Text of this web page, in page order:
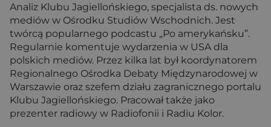
Analiz Klubu Jagiellońskiego, specjalista ds. nowych
mediów w Ośrodku Studiów Wschodnich. Jest
twórcą popularnego podcastu „Po amerykańsku”.
Regularnie komentuje wydarzenia w USA dla
polskich mediów. Przez kilka lat był koordynatorem
Regionalnego Ośrodka Debaty Międzynarodowej w
Warszawie oraz szefem działu zagranicznego portalu
Klubu Jagiellońskiego. Pracował także jako
prezenter radiowy w Radiofonii i Radiu Kolor.